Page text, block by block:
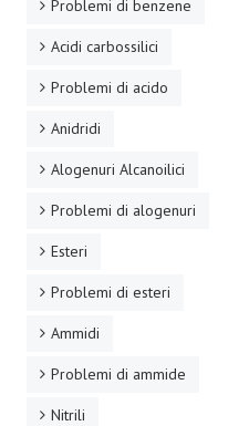
Problemi di benzene
Acidi carbossilici
Problemi di acido
Anidridi
Alogenuri Alcanoilici
Problemi di alogenuri
Esteri
Problemi di esteri
Ammidi
Problemi di ammide
Nitrili